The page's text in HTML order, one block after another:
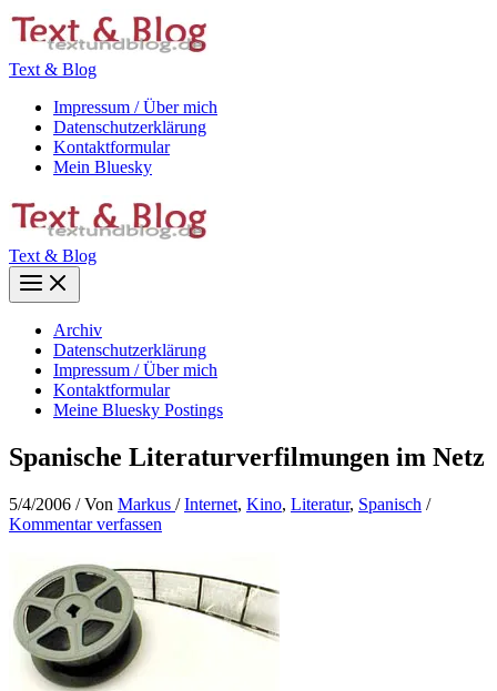
Zum
Inhalt
Text & Blog
Impressum / Über mich
Datenschutzerklärung
Kontaktformular
Mein Bluesky
Text & Blog
Main
Menu
Archiv
Datenschutzerklärung
Impressum / Über mich
Kontaktformular
Meine Bluesky Postings
Spanische Literaturverfilmungen im Netz
5/4/2006 / Von Markus /Internet, Kino, Literatur, Spanisch /
Kommentar verfassen